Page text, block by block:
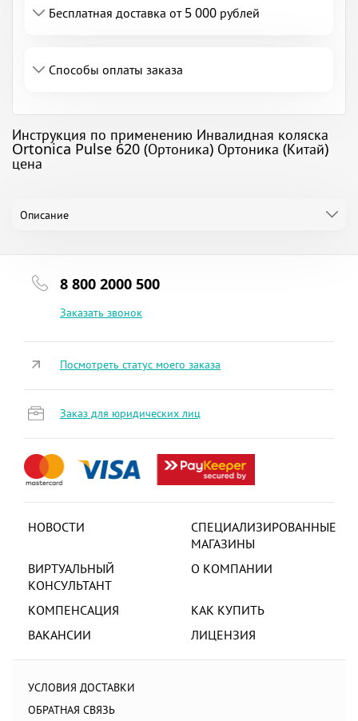
Бесплатная доставка от 5 000 рублей
Способы оплаты заказа
Инструкция по применению Инвалидная коляска
Ortonica Pulse 620 (Ортоника) Ортоника (Китай)
цена
Описание
8 800 2000 500
Заказать звонок
НОВОСТИ
СПЕЦИАЛИЗИРОВАННЫЕ
МАГАЗИНЫ
ВИРТУАЛЬНЫЙ
КОНСУЛЬТАНТ
О КОМПАНИИ
КОМПЕНСАЦИЯ
КАК КУПИТЬ
ВАКАНСИИ
ЛИЦЕНЗИЯ
УСЛОВИЯ ДОСТАВКИ
ОБРАТНАЯ СВЯЗЬ
Посмотреть статус моего заказа
Заказ для юридических лиц